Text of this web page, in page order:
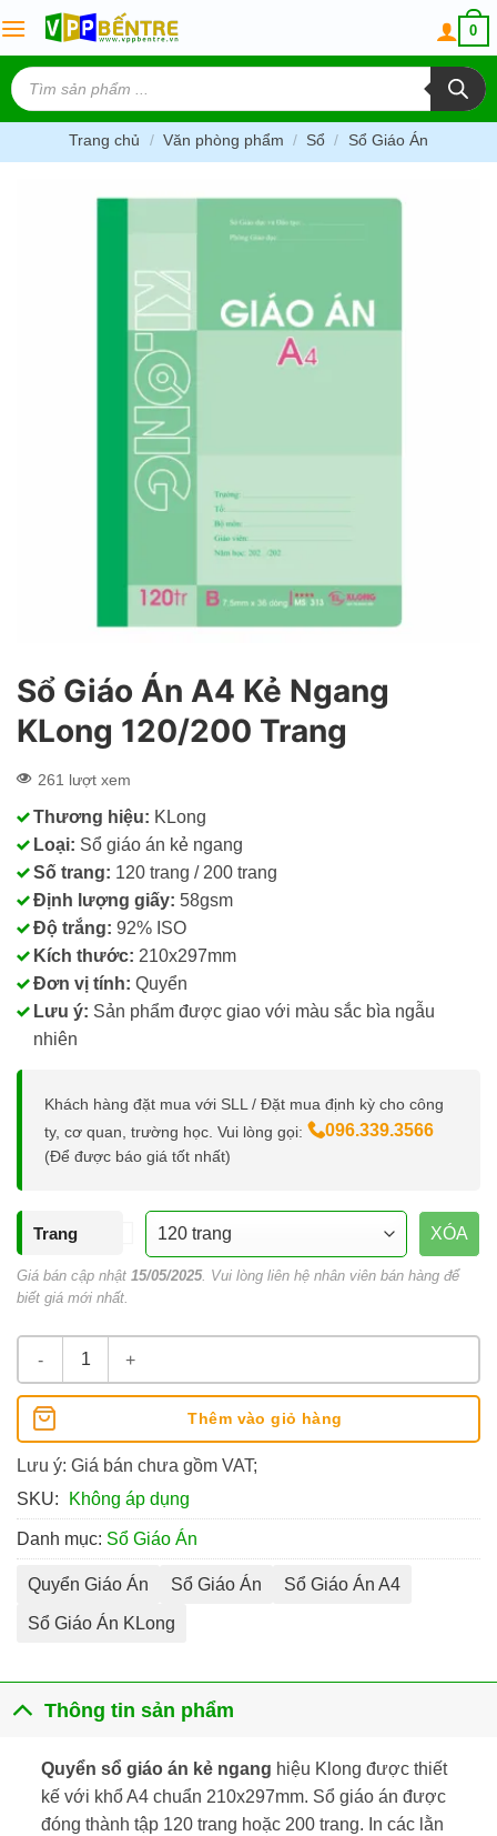
to
content
0
Tìm
kiếm
sản
phẩm
Trang chủ / Văn phòng phẩm / Sổ / Sổ Giáo Án
Sổ Giáo Án A4 Kẻ Ngang
KLong 120/200 Trang
261 lượt xem
Thương hiệu: KLong
Loại: Sổ giáo án kẻ ngang
Số trang: 120 trang / 200 trang
Định lượng giấy: 58gsm
Độ trắng: 92% ISO
Kích thước: 210x297mm
Đơn vị tính: Quyển
Lưu ý: Sản phẩm được giao với màu sắc bìa ngẫu
nhiên
Khách hàng đặt mua với SLL / Đặt mua định kỳ cho công
ty, cơ quan, trường học. Vui lòng gọi:
096.339.3566
(Để được báo giá tốt nhất)
Trang XÓA
Giá bán cập nhật 15/05/2025. Vui lòng liên hệ nhân viên bán hàng để
biết giá mới nhất.
Sổ Giáo Án A4 Kẻ Ngang KLong 120/200 Trang số lượng
Thêm vào giỏ hàng
Lưu ý: Giá bán chưa gồm VAT;
SKU:
Không áp dụng
Danh mục: Sổ Giáo Án
Quyển Giáo Án Sổ Giáo Án Sổ Giáo Án A4
Sổ Giáo Án KLong
Thông tin sản phẩm
Quyển sổ giáo án kẻ ngang hiệu Klong được thiết
kế với khổ A4 chuẩn 210x297mm. Sổ giáo án được
đóng thành tập 120 trang hoặc 200 trang. In các lằn